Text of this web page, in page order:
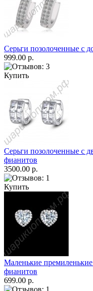
Серьги позолоченные с
999.00 р.
Купить
Серьги позолоченные с
фианитов
3500.00 р.
Купить
Маленькие
фианитов
699.00 р.